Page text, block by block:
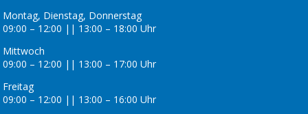
Montag, Dienstag, Donnerstag
09:00 – 12:00 || 13:00 – 18:00 Uhr
Mittwoch
09:00 – 12:00 || 13:00 – 17:00 Uhr
Freitag
09:00 – 12:00 || 13:00 – 16:00 Uhr